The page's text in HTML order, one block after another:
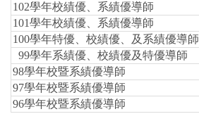
102學年校績優、系績優導師
101學年校績優、系績優導師
100學年特優、校績優、及系績優導師
99學年系績優、 校績優及特優導師
98學年校暨系績優導師
97學年校暨系績優導師
96學年校暨系績優導師